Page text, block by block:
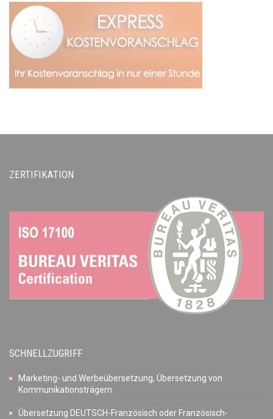
ZERTIFIKATION
SCHNELLZUGRIFF
Marketing- und Werbeübersetzung, Übersetzung von
Kommunikationsträgern
Übersetzung DEUTSCH-Französisch oder Französisch-